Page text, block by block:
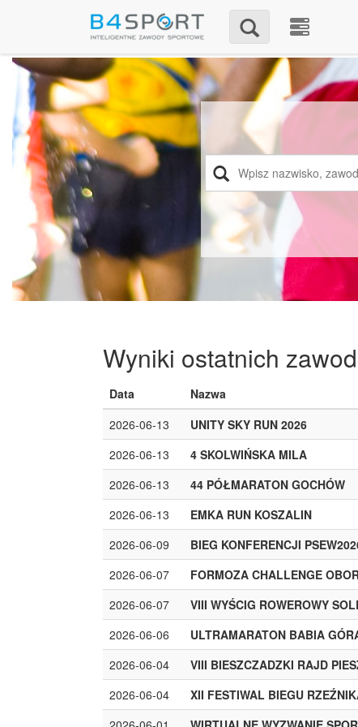
Wyniki ostatnich
Data Nazwa
2026-06-13
UNITY SKY RUN 2026
2026-06-13
4 SKOLWIŃSKA MILA
2026-06-13
44 PÓŁMARATON GOCHÓW
2026-06-13
EMKA RUN KOSZALIN
2026-06-09
BIEG KONFERENCJI
2026-06-07
FORMOZA CHALLENGE
2026-06-07
VIII WYŚCIG ROWEROWY
2026-06-06
ULTRAMARATON BABIA
2026-06-04
VIII BIESZCZADZKI RAJD
2026-06-04
XII FESTIWAL BIEGU